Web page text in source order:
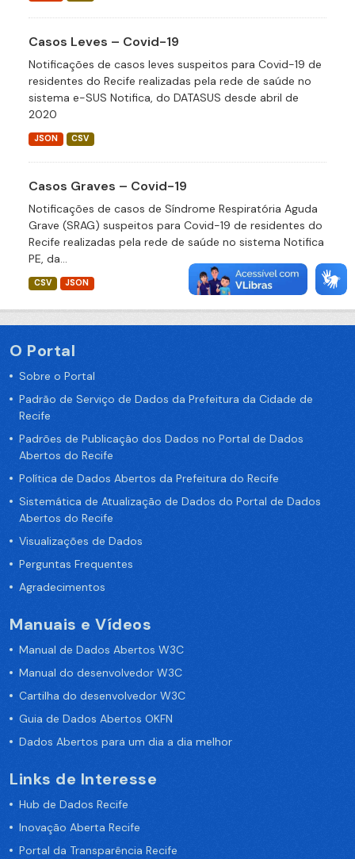
Casos Leves – Covid-19
Notificações de casos leves suspeitos para Covid-19 de
residentes do Recife realizadas pela rede de saúde no
sistema e-SUS Notifica, do DATASUS desde abril de
2020
JSON CSV
Casos Graves – Covid-19
Notificações de casos de Síndrome Respiratória Aguda
Grave (SRAG) suspeitos para Covid-19 de residentes do
Recife realizadas pela rede de saúde no sistema Notifica
PE, da...
CSV JSON
O Portal
Sobre o Portal
Padrão de Serviço de Dados da Prefeitura da Cidade de
Recife
Padrões de Publicação dos Dados no Portal de Dados
Abertos do Recife
Política de Dados Abertos da Prefeitura do Recife
Sistemática de Atualização de Dados do Portal de Dados
Abertos do Recife
Visualizações de Dados
Perguntas Frequentes
Agradecimentos
Manuais e Vídeos
Manual de Dados Abertos W3C
Manual do desenvolvedor W3C
Cartilha do desenvolvedor W3C
Guia de Dados Abertos OKFN
Dados Abertos para um dia a dia melhor
Links de Interesse
Hub de Dados Recife
Inovação Aberta Recife
Portal da Transparência Recife